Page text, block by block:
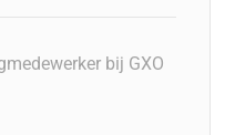
bij GXO